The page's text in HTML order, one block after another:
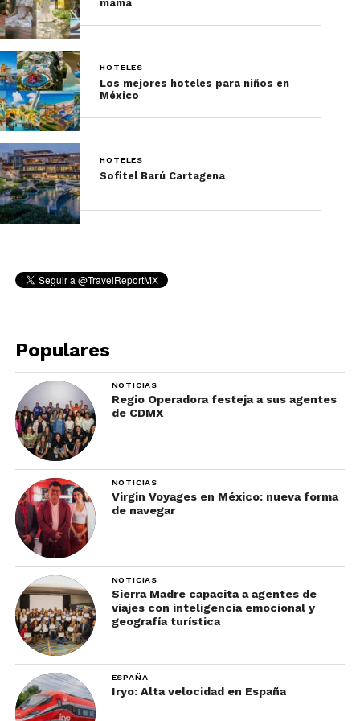
Muknal, Tikal, Xunantunich y Lamanai.
¿Para quién es?
crear un ambiente de relajación, de tranquilidad y
grupos pequeños de amigos, disfrutar de tu luna
de miel, o en su caso para un viaje solo con la
intención de reconectar con la naturaleza.
Propuesta gastronómica de
Chan Chich Lodge
Siguiendo el concepto de inmersión en la
naturaleza, Chan Chich ofrece a sus huéspedes un
restaurante y un bar que seguro encantarán a
mamá
HOTELES
Los mejores hoteles para niños en
México
HOTELES
Sofitel Barú Cartagena
Populares
NOTICIAS
Regio Operadora festeja a sus agentes
de CDMX
NOTICIAS
Virgin Voyages en México: nueva forma
de navegar
NOTICIAS
Sierra Madre capacita a agentes de
viajes con inteligencia emocional y
geografía turística
ESPAÑA
Iryo: Alta velocidad en España